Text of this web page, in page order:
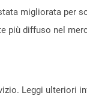
migliorata per
più diffuso nel
Leggi ulteriori